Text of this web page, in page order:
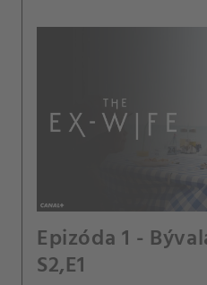
Epizóda 1 -
S2,E1